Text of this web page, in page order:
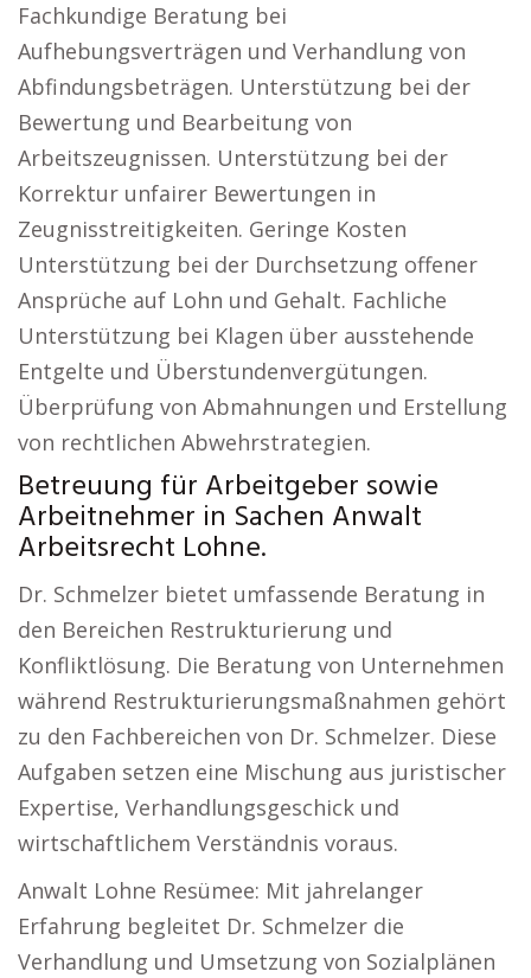
Fachkundige Beratung bei
Aufhebungsverträgen und Verhandlung von
Abfindungsbeträgen. Unterstützung bei der
Bewertung und Bearbeitung von
Arbeitszeugnissen. Unterstützung bei der
Korrektur unfairer Bewertungen in
Zeugnisstreitigkeiten. Geringe Kosten
Unterstützung bei der Durchsetzung offener
Ansprüche auf Lohn und Gehalt. Fachliche
Unterstützung bei Klagen über ausstehende
Entgelte und Überstundenvergütungen.
Überprüfung von Abmahnungen und Erstellung
von rechtlichen Abwehrstrategien.
Betreuung für Arbeitgeber sowie
Arbeitnehmer in Sachen Anwalt
Arbeitsrecht Lohne.
Dr. Schmelzer bietet umfassende Beratung in
den Bereichen Restrukturierung und
Konfliktlösung. Die Beratung von Unternehmen
während Restrukturierungsmaßnahmen gehört
zu den Fachbereichen von Dr. Schmelzer. Diese
Aufgaben setzen eine Mischung aus juristischer
Expertise, Verhandlungsgeschick und
wirtschaftlichem Verständnis voraus.
Anwalt Lohne Resümee: Mit jahrelanger
Erfahrung begleitet Dr. Schmelzer die
Verhandlung und Umsetzung von Sozialplänen